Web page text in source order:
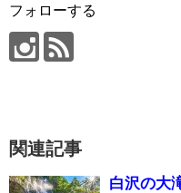
フォローする
関連記事
白沢の大